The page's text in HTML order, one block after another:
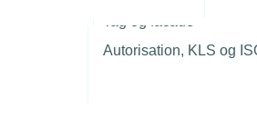
Autorisation, KLS og